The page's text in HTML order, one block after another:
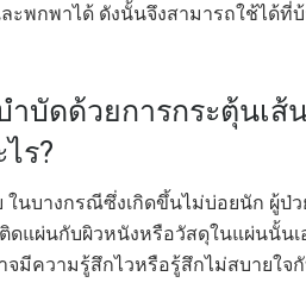
ะพกพาได้ ดังนั้นจึงสามารถใช้ได้
ำบัดด้วยการกระตุ้นเส้
ร?
ในบางกรณีซึ่งเกิดขึ้นไม่บ่อยนัก ผู้ป่
ดแผ่นกับผิวหนังหรือวัสดุในแผ่นนั้นเ
มีความรู้สึกไวหรือรู้สึกไม่สบายใจ